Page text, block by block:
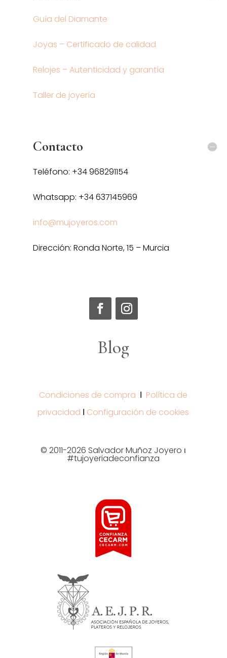
Guía del Diamante
Joyas – Certificado de calidad
Relojes – Autenticidad y garantía
Taller de joyería
Contacto
Teléfono: +34 968291154
Whatsapp: +34 637145969
info@mujoyeros.com
Dirección: Ronda Norte, 15 – Murcia
Blog
Condiciones de compra Ι Política de
privacidad Ι Configuración de cookies
© 2011-2026 Salvador Muñoz Joyero ι
#tujoyeriadeconfianza